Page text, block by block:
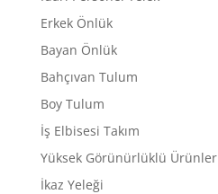
Erkek Önlük
Bayan Önlük
Bahçıvan Tulum
Boy Tulum
İş Elbisesi Takım
Yüksek Görünürlüklü Ürünler
İkaz Yeleği